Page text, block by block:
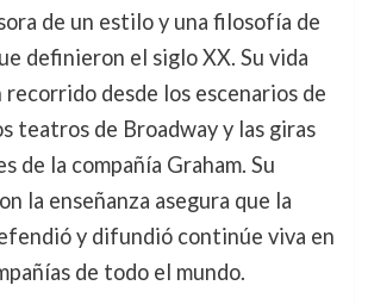
de un estilo y una filosofía de
definieron el siglo XX. Su vida
desde los escenarios de
teatros de Broadway y las giras
de la compañía Graham. Su
la enseñanza asegura que la
y difundió continúe viva en
de todo el mundo.